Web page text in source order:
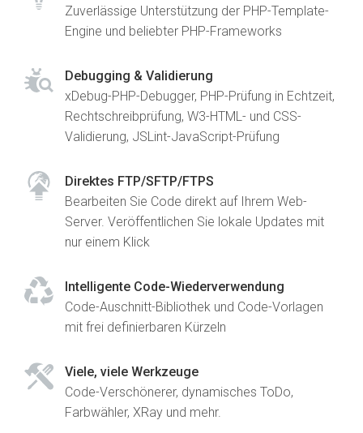
Zuverlässige Unterstützung der PHP-Template-
Engine und beliebter PHP-Frameworks
Debugging & Validierung
xDebug-PHP-Debugger, PHP-Prüfung in Echtzeit,
Rechtschreibprüfung, W3-HTML- und CSS-
Validierung, JSLint-JavaScript-Prüfung
Direktes FTP/SFTP/FTPS
Bearbeiten Sie Code direkt auf Ihrem Web-
Server. Veröffentlichen Sie lokale Updates mit
nur einem Klick
Intelligente Code-Wiederverwendung
Code-Auschnitt-Bibliothek und Code-Vorlagen
mit frei definierbaren Kürzeln
Viele, viele Werkzeuge
Code-Verschönerer, dynamisches ToDo,
Farbwähler, XRay und mehr.